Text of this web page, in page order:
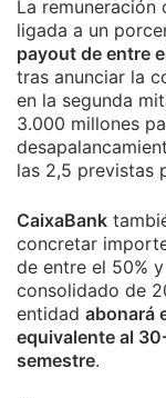
La
ligada a un
payout de entre
tras anunciar la
en la segunda
3.000 millones
las 2,5 previstas
CaixaBank
concretar
de entre el 50%
consolidado de
entidad abonará
equivalente al
semestre.